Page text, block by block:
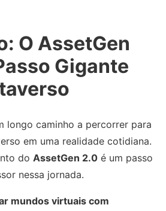
O AssetGen
Gigante
longo caminho a percorrer para
em uma realidade cotidiana.
do AssetGen 2.0 é um passo
nessa jornada.
mundos virtuais com